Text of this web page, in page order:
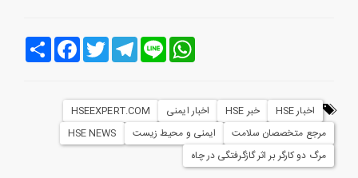
اشتراک
FacebookTwitter
Telegram Line
WhatsApp
اخبار HSE خبر HSE اخبار ایمنی
HSEEXPERT.COM
مرجع متخصصان سلامت
ایمنی و محیط زیست
HSE NEWS
مرگ دو کارگر بر اثر گازگرفتگی در چاه